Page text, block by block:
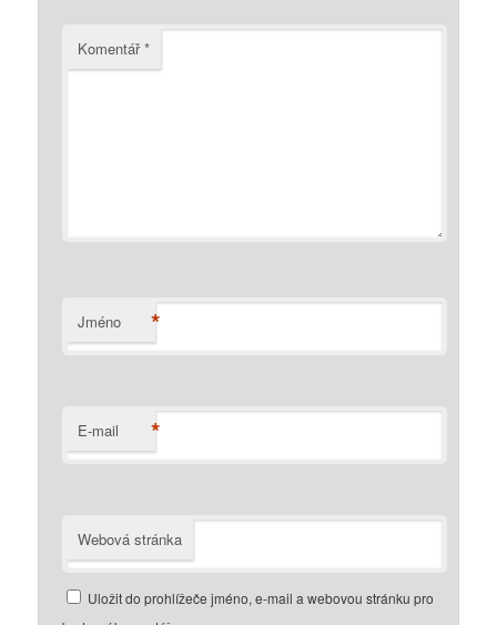
Komentář*
Jméno *
E-mail *
Webová stránka
Uložit do prohlížeče jméno, e-mail a webovou stránku pro